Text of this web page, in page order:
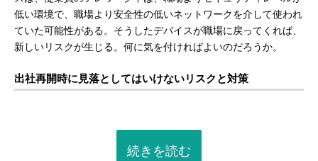
低い環境で、職場より安全性の低いネットワークを介して使われ
ていた可能性がある。そうしたデバイスが職場に戻ってくれば、
新しいリスクが生じる。何に気を付ければよいのだろうか。
出社再開時に見落としてはいけないリスクと対策
続きを読む